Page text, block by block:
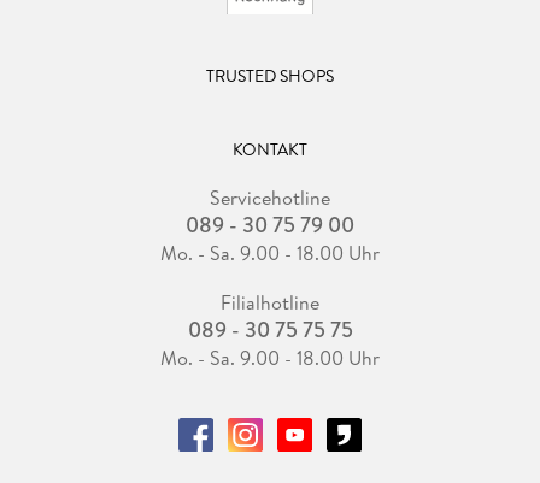
TRUSTED SHOPS
KONTAKT
Servicehotline
089 - 30 75 79 00
Mo. - Sa. 9.00 - 18.00 Uhr
Filialhotline
089 - 30 75 75 75
Mo. - Sa. 9.00 - 18.00 Uhr